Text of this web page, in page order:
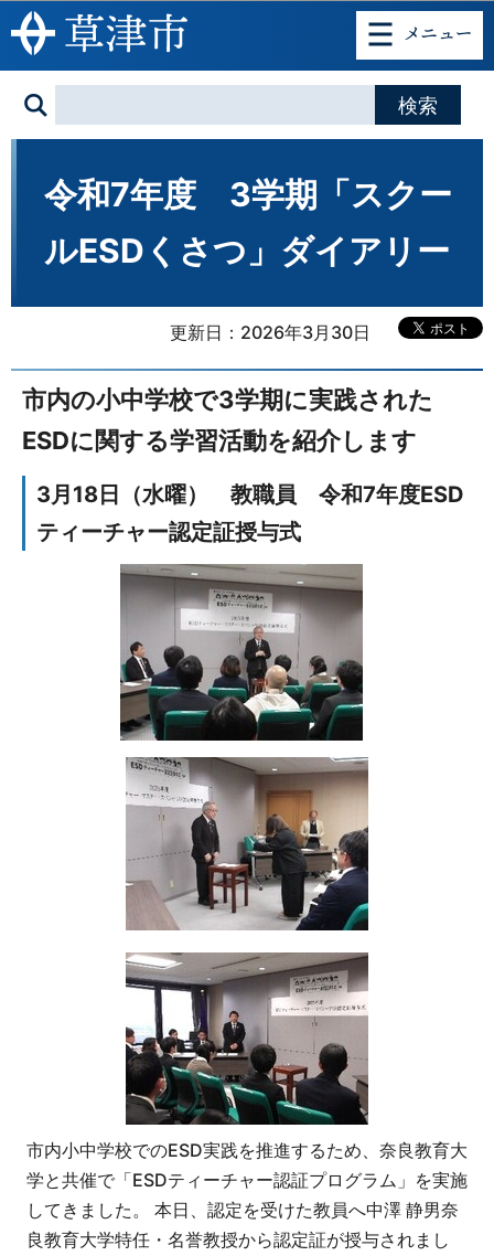
このページの本文へ移動
令和7年度 3学期「スクー
ルESDくさつ」ダイアリー
更新日：2026年3月30日
市内の小中学校で3学期に実践された
ESDに関する学習活動を紹介します
3月18日（水曜） 教職員 令和7年度ESD
ティーチャー認定証授与式
市内小中学校でのESD実践を推進するため、奈良教育大
学と共催で「ESDティーチャー認証プログラム」を実施
してきました。 本日、認定を受けた教員へ中澤 静男奈
良教育大学特任・名誉教授から認定証が授与されまし